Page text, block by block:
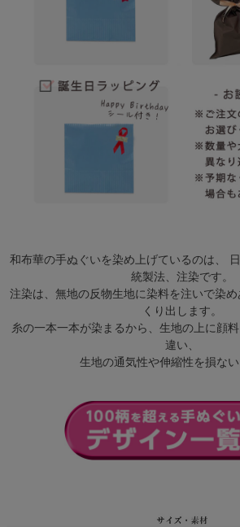
和布華の手ぬぐいを染め上げているのは、
統製法、注染です。
注染は、無地の反物生地に染料を注いで染
くり出します。
糸の一本一本が染まるから、生地の上に顔
違い、
生地の通気性や伸縮性を損ない